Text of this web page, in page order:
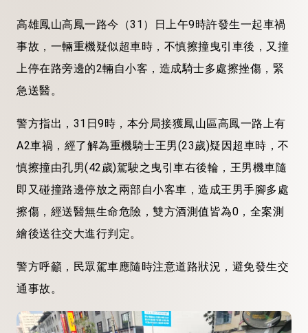
高雄鳳山高鳳一路今（31）日上午9時許發生一起車禍
事故，一輛重機疑似超車時，不慎擦撞曳引車後，又撞
上停在路旁邊的2輛自小客，造成騎士多處擦挫傷，緊
急送醫。
警方指出，31日9時，本分局接獲鳳山區高鳳一路上有
A2車禍，經了解為重機騎士王男(23歲)疑因超車時，不
慎擦撞由孔男(42歲)駕駛之曳引車右後輪，王男機車隨
即又碰撞路邊停放之兩部自小客車，造成王男手腳多處
擦傷，經送醫無生命危險，雙方酒測值皆為0，全案測
繪後送往交大進行判定。
警方呼籲，民眾駕車應隨時注意道路狀況，避免發生交
通事故。